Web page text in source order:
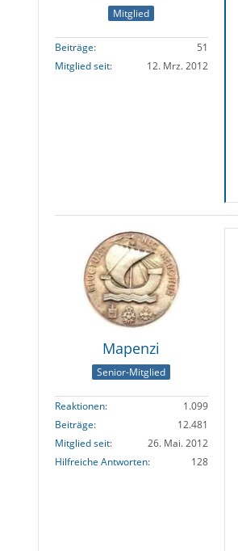
Mitglied
Beiträge
51
Mitglied seit
12. Mrz. 2012
Mapenzi
Senior-Mitglied
Reaktionen
1.099
Beiträge
12.481
Mitglied seit
26. Mai. 2012
Hilfreiche Antworten
128